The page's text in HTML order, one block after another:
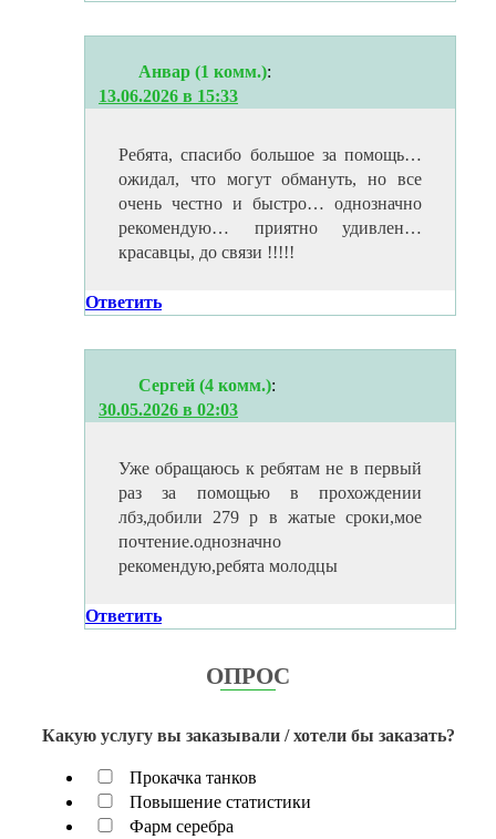
Анвар (1 комм.):
13.06.2026 в 15:33
Ребята, спасибо большое за помощь…
ожидал, что могут обмануть, но все
очень честно и быстро… однозначно
рекомендую… приятно удивлен…
красавцы, до связи !!!!!
Ответить
Сергей (4 комм.):
30.05.2026 в 02:03
Уже обращаюсь к ребятам не в первый
раз за помощью в прохождении
лбз,добили 279 р в жатые сроки,мое
почтение.однозначно
рекомендую,ребята молодцы
Ответить
ОПРОС
Какую услугу вы заказывали / хотели бы заказать?
Прокачка танков
Повышение статистики
Фарм серебра